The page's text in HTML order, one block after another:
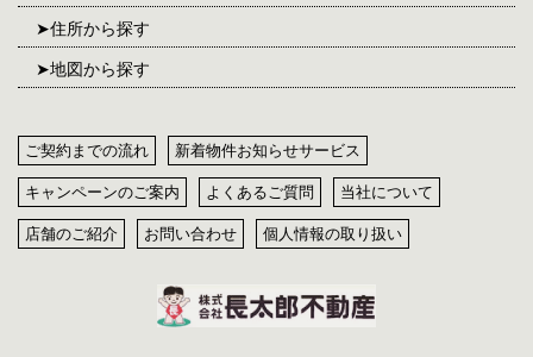
住所から探す
地図から探す
ご契約までの流れ 新着物件お知らせサービス
キャンペーンのご案内 よくあるご質問 当社について
店舗のご紹介 お問い合わせ 個人情報の取り扱い